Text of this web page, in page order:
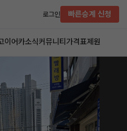
로그인 빠른승계 신청
이어카소식커뮤니티 가격표제원